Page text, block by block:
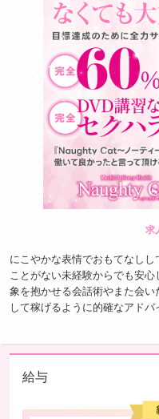
求
にこやかな表情でおもてなし
ことがない未経験からでも安
象を抱かせる会話術やまた会
して稼げるように的確なアドバ
給与